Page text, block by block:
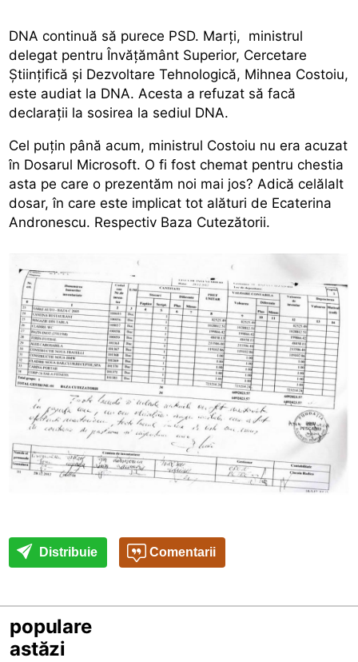
DNA continuă să purece PSD. Marţi, ministrul
delegat pentru Învățământ Superior, Cercetare
Științifică și Dezvoltare Tehnologică, Mihnea Costoiu,
este audiat la DNA. Acesta a refuzat să facă
declaraţii la sosirea la sediul DNA.
Cel puţin până acum, ministrul Costoiu nu era acuzat
în Dosarul Microsoft. O fi fost chemat pentru chestia
asta pe care o prezentăm noi mai jos? Adică celălalt
dosar, în care este implicat tot alături de Ecaterina
Andronescu. Respectiv Baza Cutezătorii.
Distribuie Comentarii
populare
astăzi